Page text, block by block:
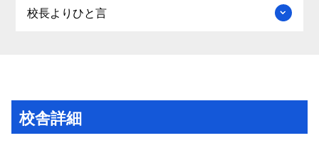
校長よりひと言
校舎詳細